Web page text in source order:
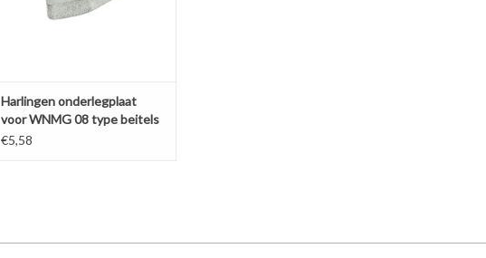
Harlingen onderlegplaat
voor WNMG 08 type beitels
€5,58